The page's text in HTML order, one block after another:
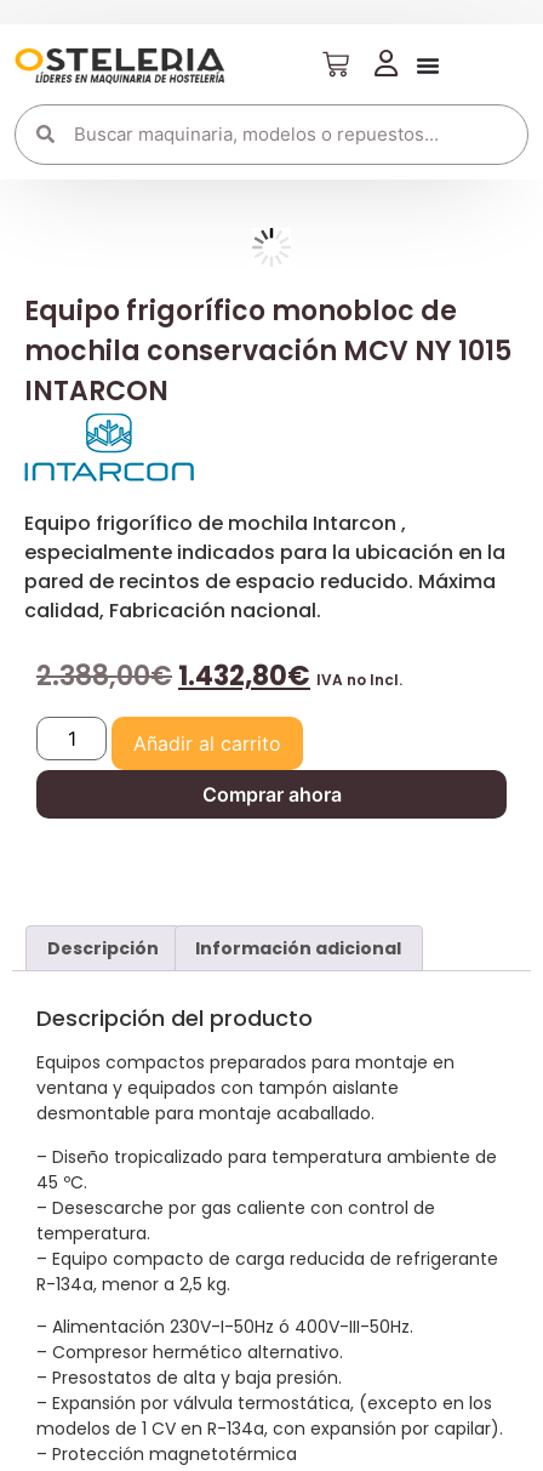
Equipo frigorífico monobloc de
mochila conservación MCV NY 1015
INTARCON
Equipo frigorífico de mochila Intarcon ,
especialmente indicados para la ubicación en la
pared de recintos de espacio reducido. Máxima
calidad, Fabricación nacional.
2.388,00€1.432,80€ IVA no Incl.
Añadir al carrito
Comprar ahora
Descripción Información adicional
Descripción del producto
Equipos compactos preparados para montaje en
ventana y equipados con tampón aislante
desmontable para montaje acaballado.
– Diseño tropicalizado para temperatura ambiente de
45 ºC.
– Desescarche por gas caliente con control de
temperatura.
– Equipo compacto de carga reducida de refrigerante
R-134a, menor a 2,5 kg.
– Alimentación 230V-I-50Hz ó 400V-III-50Hz.
– Compresor hermético alternativo.
– Presostatos de alta y baja presión.
– Expansión por válvula termostática, (excepto en los
modelos de 1 CV en R-134a, con expansión por capilar).
– Protección magnetotérmica